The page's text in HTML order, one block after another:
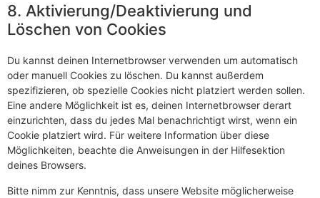
8. Aktivierung/Deaktivierung und
Löschen von Cookies
Du kannst deinen Internetbrowser verwenden um automatisch
oder manuell Cookies zu löschen. Du kannst außerdem
spezifizieren, ob spezielle Cookies nicht platziert werden sollen.
Eine andere Möglichkeit ist es, deinen Internetbrowser derart
einzurichten, dass du jedes Mal benachrichtigt wirst, wenn ein
Cookie platziert wird. Für weitere Information über diese
Möglichkeiten, beachte die Anweisungen in der Hilfesektion
deines Browsers.
Bitte nimm zur Kenntnis, dass unsere Website möglicherweise